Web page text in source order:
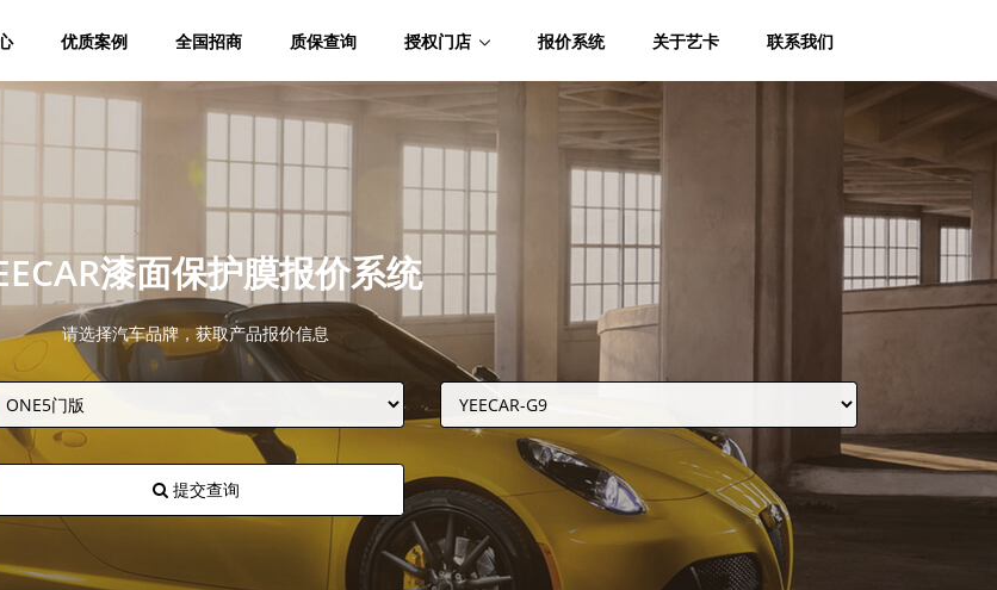
优质案例 全国招商 质保查询 授权门店 报价系统 关于艺卡 联系我们
漆面保护膜报价系统
请选择汽车品牌，获取产品报价信息
提交查询